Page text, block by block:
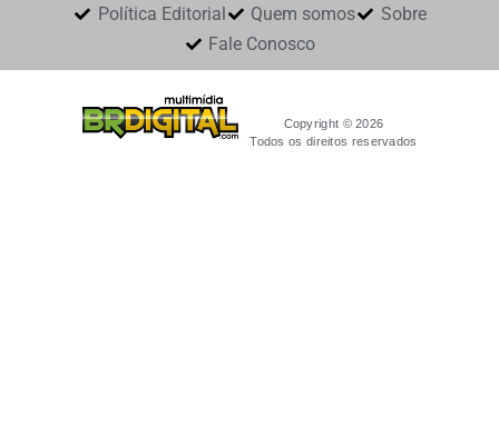
Política Editorial
Quem somos
Sobre
Fale Conosco
Copyright © 2026
Todos os direitos reservados